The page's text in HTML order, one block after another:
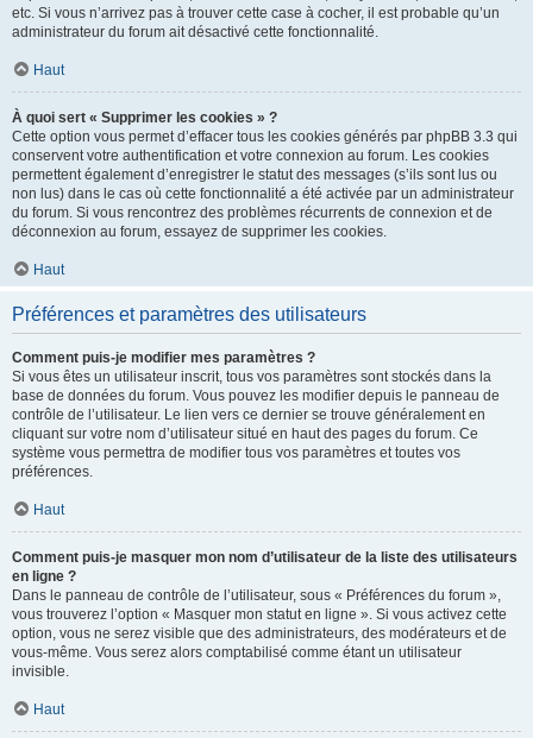
etc. Si vous n’arrivez pas à trouver cette case à cocher, il est probable qu’un
administrateur du forum ait désactivé cette fonctionnalité.
Haut
À quoi sert « Supprimer les cookies » ?
Cette option vous permet d’effacer tous les cookies générés par phpBB 3.3 qui
conservent votre authentification et votre connexion au forum. Les cookies
permettent également d’enregistrer le statut des messages (s’ils sont lus ou
non lus) dans le cas où cette fonctionnalité a été activée par un administrateur
du forum. Si vous rencontrez des problèmes récurrents de connexion et de
déconnexion au forum, essayez de supprimer les cookies.
Haut
Préférences et paramètres des utilisateurs
Comment puis-je modifier mes paramètres ?
Si vous êtes un utilisateur inscrit, tous vos paramètres sont stockés dans la
base de données du forum. Vous pouvez les modifier depuis le panneau de
contrôle de l’utilisateur. Le lien vers ce dernier se trouve généralement en
cliquant sur votre nom d’utilisateur situé en haut des pages du forum. Ce
système vous permettra de modifier tous vos paramètres et toutes vos
préférences.
Haut
Comment puis-je masquer mon nom d’utilisateur de la liste des utilisateurs
en ligne ?
Dans le panneau de contrôle de l’utilisateur, sous « Préférences du forum »,
vous trouverez l’option « Masquer mon statut en ligne ». Si vous activez cette
option, vous ne serez visible que des administrateurs, des modérateurs et de
vous-même. Vous serez alors comptabilisé comme étant un utilisateur
invisible.
Haut